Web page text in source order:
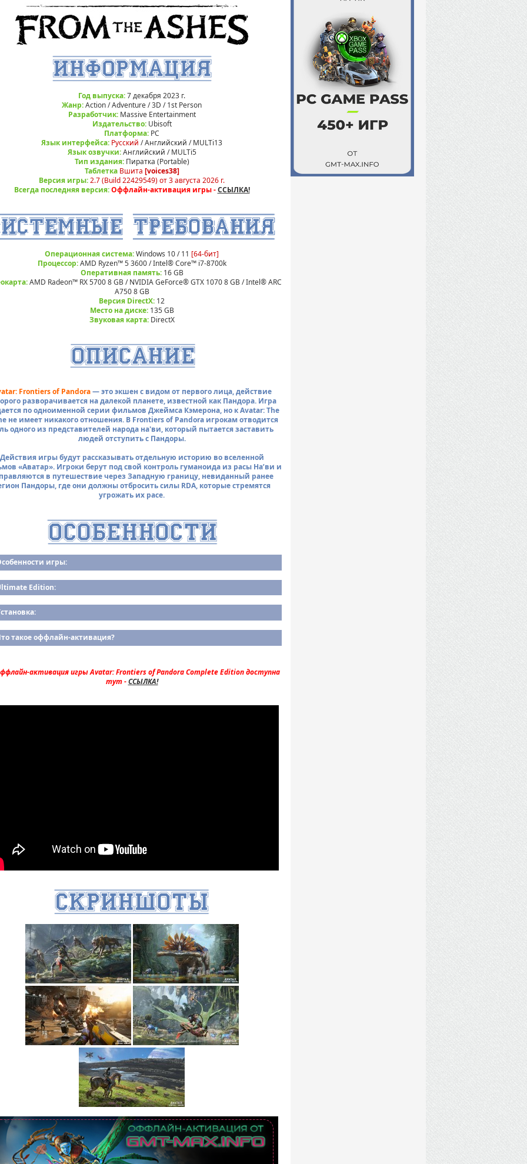
Год выпуска:7 декабря 2023 г.
Жанр:Action / Adventure / 3D / 1st Person
Разработчик:Massive Entertainment
Издательство:Ubisoft
Платформа: РС
Язык интерфейса: Русский / Английский / MULTi13
Язык озвучки:Английский / MULTi5
Тип издания: Пиратка (Portable)
Таблетка Вшита [voices38]
Версия игры:2.7 (Build 22429549) от 3 августа 2026 г.
Всегда последняя версия: Оффлайн-активация игры -ССЫЛКА!
Операционная система:Windows 10 / 11 [64-бит]
Процессор:AMD Ryzen™ 5 3600 / Intel® Core™ i7-8700k
Оперативная память:16 GB
AMD Radeon™ RX 5700 8 GB / NVIDIA GeForce® GTX 1070 8 GB / Intel® ARC
A750 8 GB
Версия DirectX: 12
Место на диске:135 GB
Звуковая карта:DirectX
Frontiers of Pandora— это экшен с видом от первого лица, действие
разворачивается на далекой планете, известной как Пандора. Игра
по одноименной серии фильмов Джеймса Кэмерона, но к Avatar: The
не имеет никакого отношения. В Frontiers of Pandora игрокам отводится
одного из представителей народа на'ви, который пытается заставить
людей отступить с Пандоры.
Действия игры будут рассказывать отдельную историю во вселенной
«Аватар». Игроки берут под свой контроль гуманоида из расы На’ви и
в путешествие через Западную границу, невиданный ранее
Пандоры, где они должны отбросить силы RDA, которые стремятся
угрожать их расе.
игры:
Edition:
такое оффлайн-активация?
активация игры Avatar: Frontiers of Pandora Complete Edition доступна
тут -ССЫЛКА!